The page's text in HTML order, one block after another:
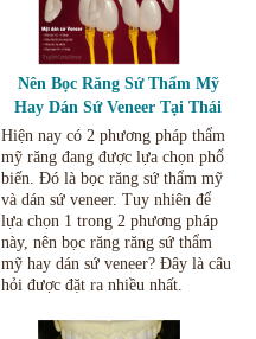
Nên Bọc Răng Sứ Thẩm Mỹ
Hay Dán Sứ Veneer Tại Thái
Nguyên.
Hiện nay có 2 phương pháp thẩm
mỹ răng đang được lựa chọn phổ
biến. Đó là bọc răng sứ thẩm mỹ
và dán sứ veneer. Tuy nhiên để
lựa chọn 1 trong 2 phương pháp
này, nên bọc răng răng sứ thẩm
mỹ hay dán sứ veneer? Đây là câu
hỏi được đặt ra nhiều nhất.